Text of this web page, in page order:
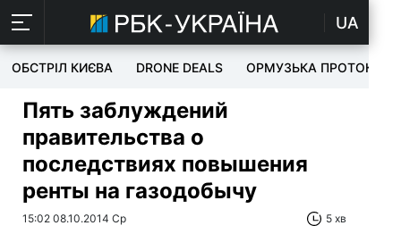
UA
ОБСТРІЛ КИЄВА DRONE DEALS ОРМУЗЬКА ПРОТОКА
Пять заблуждений
правительства о
последствиях повышения
ренты на газодобычу
15:02 08.10.2014 Ср 5 хв